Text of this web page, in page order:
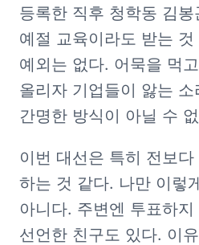
등록한 직후 청학동 김
예절 교육이라도 받는
예외는 없다. 어묵을 먹
올리자 기업들이 앓는
간명한 방식이 아닐 수
이번 대선은 특히 전보
하는 것 같다. 나만 이렇
아니다. 주변엔 투표하지
선언한 친구도 있다. 이